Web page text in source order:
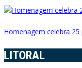
Homenagem celebra 25
LITORAL